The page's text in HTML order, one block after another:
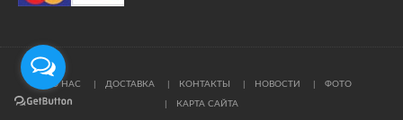
О НАС ДОСТАВКА КОНТАКТЫ НОВОСТИ ФОТО
КАРТА САЙТА